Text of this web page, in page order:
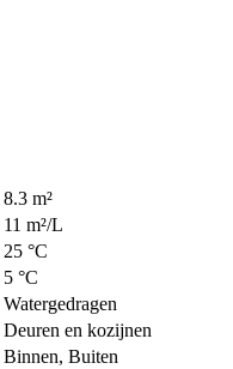
8.3 m²
11 m²/L
25 °C
5 °C
Watergedragen
Deuren en kozijnen
Binnen, Buiten